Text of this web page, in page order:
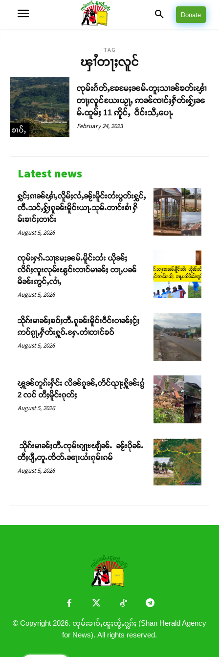
တႃႇႁႂ်ႈသဵင်ၵၢင်ၸႂ်ၵူၼ်းမိူင်း ၵူႈတီႈၵူႈလႅၼ်ပေႃးတေၸွ
တ်ႇ တူဝ်ႈလုမ်ႈၾႃႉၼၼ်ႉ ၶဝ်ႈႁူမ်ႈၵမ်ႉထႅမ် ၸုမ်းၶၢ
ဝ်ႇၽူႈတွႆႇႁွၵ်ႈ လႆႈယူႇၶႃႈဢေႃႈ။
Donate
TAG
ၾၢႆတႃႈလူင်
ၶၢဝ်ႇ
ၸုမ်းၵႅတ်ႇၶႄမႄႈၼမ်ႉတူႈသၢၼ်ၶတ်းၾၢႆ
တႃႈလူင်ယႄးယႂႃႇ ဢၼ်ၸၢင်ႈႁဵတ်းႁႂ်ႈၼ
မ်ႉထူမ်ႈ 11 ဢိူင်ႇ ဝဵင်းသီႇပေႃႉ
February 24, 2023
Latest news
ႁွင်ႈၵၢၼ်ၾၢႆႇလိူမ်ႈလႆႇၼႂ်းမိူင်းတႆးပွတ်းႁွင်ႇ
ၸီႉသင်ႇႁႂ်ႈၵူၼ်းမိူင်းယႃႉသုမ်ႉတၢင်းၶၢႆ ႁိ
မ်းၶၢင်ႈတၢင်း
August 5, 2026
ၸုမ်းႁၵ်ႉသႃမႄႈၼမ်ႉမိူင်းထႆး ယိုၼ်ႈ
လိၵ်ႈၸူးလုမ်းၽွင်းတၢင်မၢၼ်ႈ တႃႇပၼ်
မိၼ်းဢွင်ႇလၢႆႇ
August 5, 2026
သိုၵ်းမၢၼ်ႈၶဝ်ႈတီႉၵူၼ်းမိူင်းဝဵင်းဝၢၼ်ႈငႂ်ႈ
ဢဝ်ၵႂႃႇႁဵတ်းႁူဝ်ႉႁႄႉတၢႆတၢင်ၶဝ်
August 5, 2026
ၾူၼ်တူၵ်းႁႅင်း လိၼ်ၵူၼ်ႇတဵင်ၺႃးႁိူၼ်းၵွႆ
2 လင် တီႈမိူင်းၵုတ်ႈ
August 5, 2026
သိုၵ်းမၢၼ်ႈတီႉၸုမ်းၵျႃႊၽျႅၼ်ႉ ၼႂ်းပိုၼ်ႉ
တီႈပျီႇတူႉၸိတ်ႉၼႃးယႆးၵုမ်းၵမ်
August 5, 2026
© Copyright 2026. ၸုမ်းၶၢဝ်ႇၽူႈတွႆႇႁွၵ်ႈ (Shan Herald Agency
for News). All rights reserved.